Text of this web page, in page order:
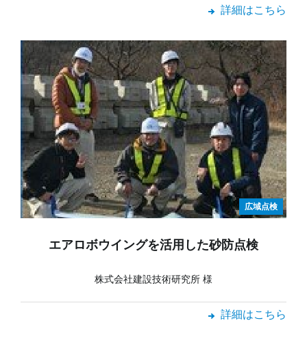
詳細はこちら
広域点検
エアロボウイングを活用した砂防点検
株式会社建設技術研究所 様
詳細はこちら